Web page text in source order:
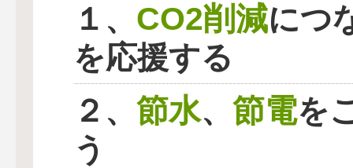
１、 CO2削減につ
を応援する
２、 節水、 節電を
う